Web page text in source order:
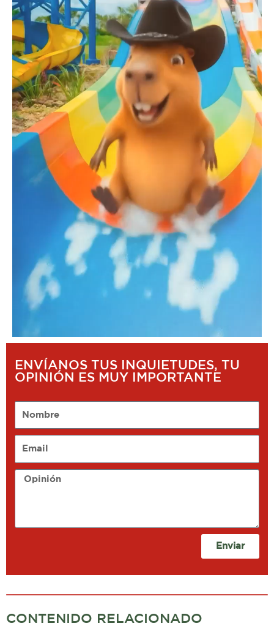
ENVÍANOS TUS INQUIETUDES, TU
OPINIÓN ES MUY IMPORTANTE
Opinión
Enviar
CONTENIDO RELACIONADO